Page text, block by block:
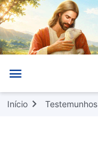
Início Testemunhos